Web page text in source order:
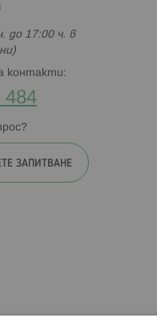
до 17:00 ч. в
контакти:
484
ЗАПИТВАНЕ